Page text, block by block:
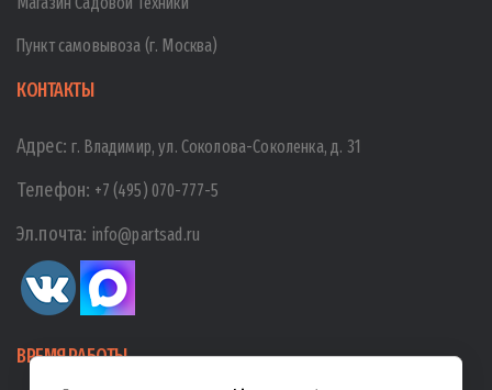
Пункт самовывоза (г. Москва)
КОНТАКТЫ
Адрес:г. Владимир, ул. Соколова-Соколенка, д. 31
Телефон: +7 (495) 070-777-5
Эл.почта: info@partsad.ru
ВРЕМЯ РАБОТЫ